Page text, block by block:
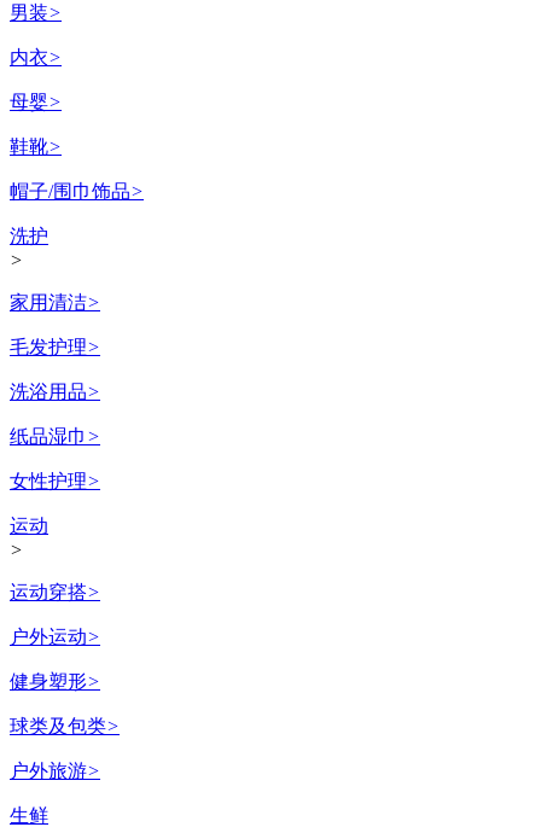
男装>
内衣>
母婴>
鞋靴>
帽子/围巾饰品>
洗护
>
家用清洁>
毛发护理>
洗浴用品>
纸品湿巾 >
女性护理>
运动
>
运动穿搭>
户外运动>
健身塑形>
球类及包类>
户外旅游>
生鲜